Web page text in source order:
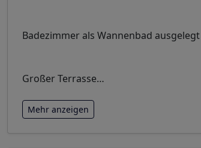
Badezimmer als Wannenbad ausgelegt
Großer Terrasse…
Mehr anzeigen